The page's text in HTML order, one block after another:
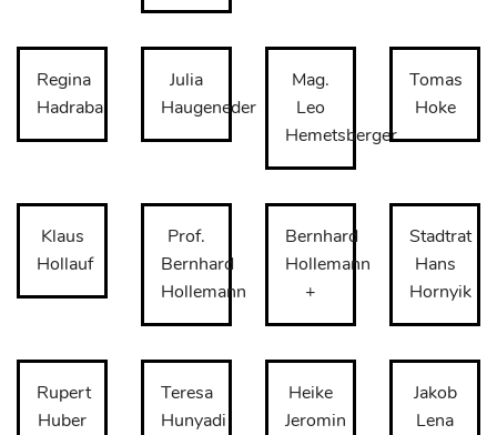
Regina
Hadraba
Julia
Haugeneder
Mag.
Leo
Hemetsberger
Tomas
Hoke
Klaus
Hollauf
Prof.
Bernhard
Hollemann
Bernhard
Hollemann
+
Stadtrat
Hans
Hornyik
Rupert
Huber
Teresa
Hunyadi
Heike
Jeromin
Jakob
Lena